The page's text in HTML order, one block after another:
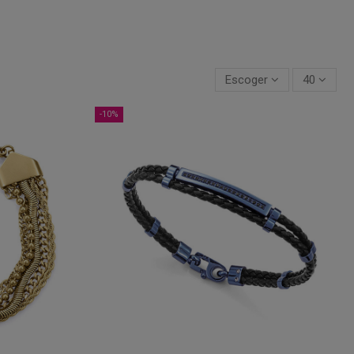
Escoger 40
-10%